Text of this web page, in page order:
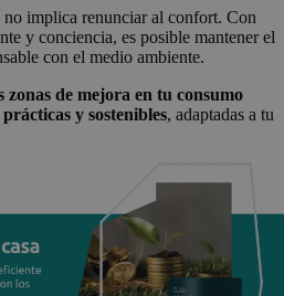
implica renunciar al confort. Con
y conciencia, es posible mantener el
con el medio ambiente.
zonas de mejora en tu consumo
y sostenibles, adaptadas a tu